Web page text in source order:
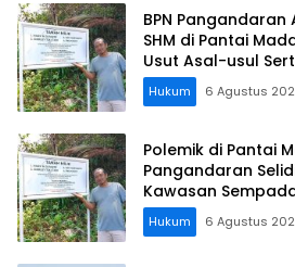
BPN Pangandaran
SHM di Pantai
Usut Asal-usul
Hukum 6 Agustus
Polemik di Pantai
Pangandaran
Kawasan
Hukum 6 Agustus